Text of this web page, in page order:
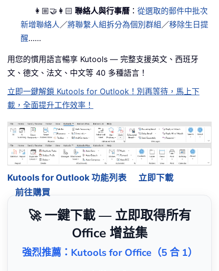
👩🏼‍🤝‍👩🏻 聯絡人與行事曆 ：從選取的郵件中批次
新增聯絡人 ／將聯繫人組拆分為個別群組 ／移除生日提
醒……
用您的慣用語言暢享 Kutools — 完整支援英文、西班牙
文、德文、法文、中文等 40 多種語言！
立即一鍵解鎖 Kutools for Outlook！別再等待，馬上下
載，全面提升工作效率！
Kutools for Outlook 功能列表
立即下載
前往購買
🚀 一鍵下載 — 立即取得所有
Office 增益集
強烈推薦：Kutools for Office（5 合 1）